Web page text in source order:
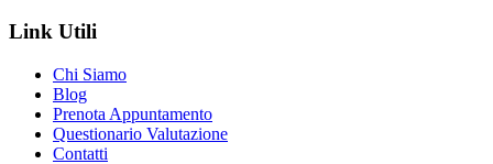
Link Utili
Chi Siamo
Blog
Prenota Appuntamento
Questionario Valutazione
Contatti